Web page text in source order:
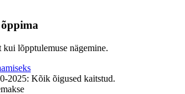
kui lõpptulemuse nägemine.
2025: Kõik õigused kaitstud.